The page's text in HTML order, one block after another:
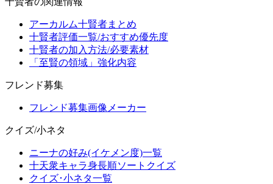
アーカルム十賢者まとめ
十賢者評価一覧/おすすめ優先度
十賢者の加入方法/必要素材
「至賢の領域」強化内容
フレンド募集
フレンド募集画像メーカー
クイズ/小ネタ
ニーナの好み(イケメン度)一覧
十天衆キャラ身長順ソートクイズ
クイズ･小ネタ一覧